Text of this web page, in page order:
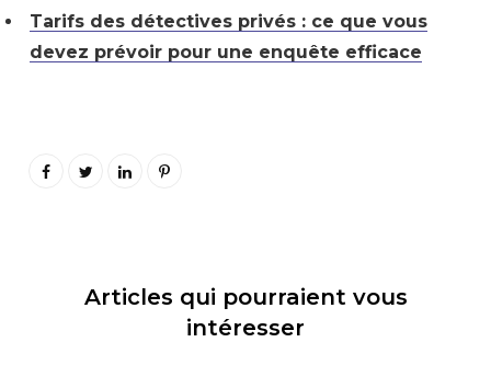
Tarifs des détectives privés : ce que vous
devez prévoir pour une enquête efficace
Articles qui pourraient vous
intéresser